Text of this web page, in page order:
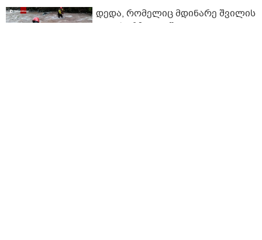
დედა, რომელიც მდინარე შვილის
გადასარჩენად შევიდა,